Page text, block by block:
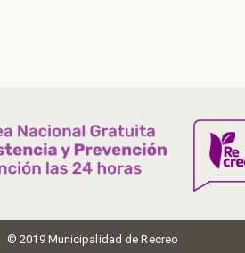
© 2019 Municipalidad de Recreo